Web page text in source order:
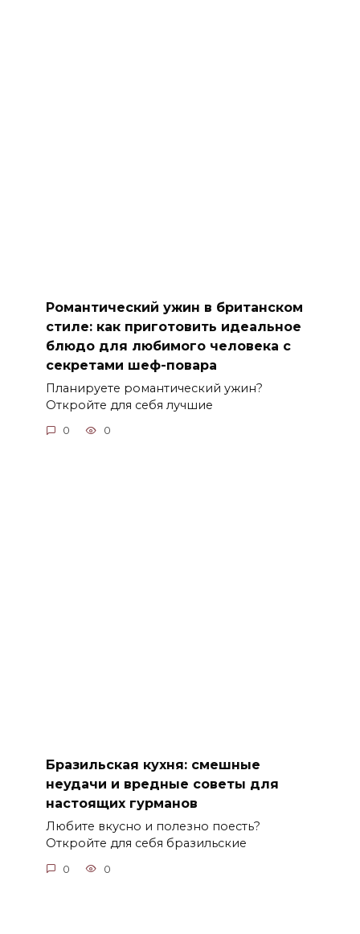
Романтический ужин в британском
стиле: как приготовить идеальное
блюдо для любимого человека с
секретами шеф-повара
Планируете романтический ужин?
Откройте для себя лучшие
0 0
Бразильская кухня: смешные
неудачи и вредные советы для
настоящих гурманов
Любите вкусно и полезно поесть?
Откройте для себя бразильские
0 0